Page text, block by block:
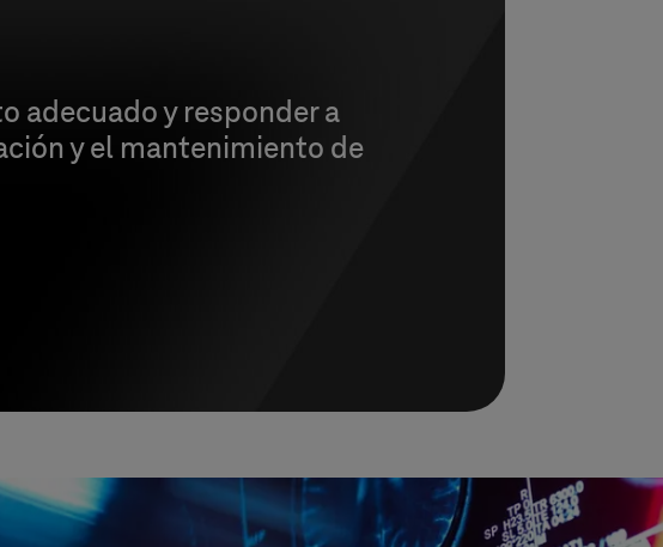
adecuado y responder a
y el mantenimiento de